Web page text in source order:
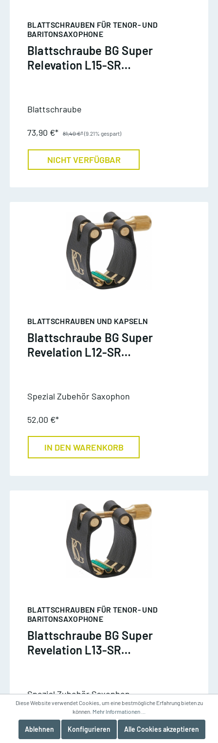
BLATTSCHRAUBEN FÜR TENOR- UND
BARITONSAXOPHONE
Blattschraube BG Super
Relevation L15-SR
Blattschraube
73,90 €* 81,40 €*(9.21% gespart)
NICHT VERFÜGBAR
BLATTSCHRAUBEN UND KAPSELN
Blattschraube BG Super
Revelation L12-SR
Spezial Zubehör Saxophon
52,00 €*
IN DEN WARENKORB
BLATTSCHRAUBEN FÜR TENOR- UND
BARITONSAXOPHONE
Blattschraube BG Super
Revelation L13-SR
Spezial Zubehör Saxophon
82,00 €*
Diese Website verwendet Cookies, um eine bestmögliche Erfahrung bieten zu
können. Mehr Informationen ...
Ablehnen Konfigurieren Alle Cookies akzeptieren